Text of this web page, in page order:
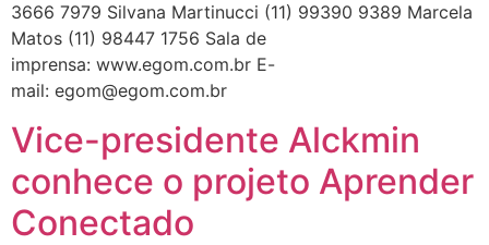
3666 7979 Silvana Martinucci (11) 99390 9389 Marcela
Matos (11) 98447 1756 Sala de
imprensa: www.egom.com.br E-
mail: egom@egom.com.br
Vice-presidente Alckmin
conhece o projeto Aprender
Conectado